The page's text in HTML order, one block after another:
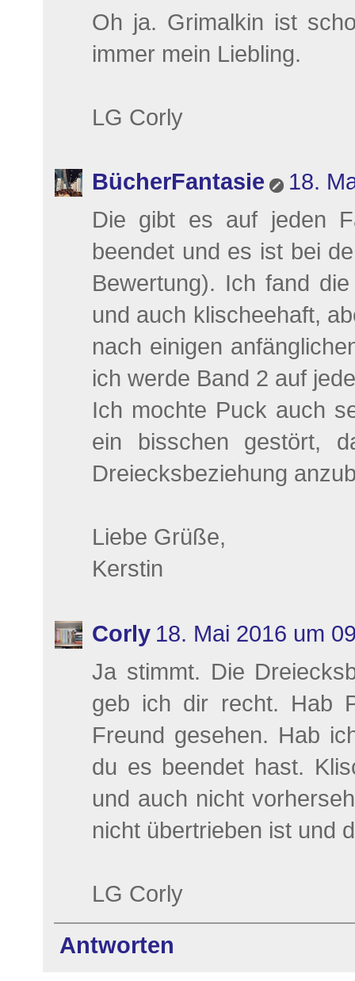
Oh ja. Grimalkin ist
immer mein Liebling.
LG Corly
BücherFantasie
18.
Die gibt es auf jeden
beendet und es ist bei
Bewertung). Ich fand
und auch klischeehaft,
nach einigen
ich werde Band 2 auf
Ich mochte Puck auch
ein bisschen gestört,
Dreiecksbeziehung
Liebe Grüße,
Kerstin
Corly 18. Mai 2016 um
Ja stimmt. Die
geb ich dir recht. Hab
Freund gesehen. Hab
du es beendet hast.
und auch nicht
nicht übertrieben ist und
LG Corly
Antworten